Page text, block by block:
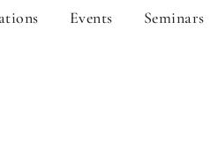
Events Seminars